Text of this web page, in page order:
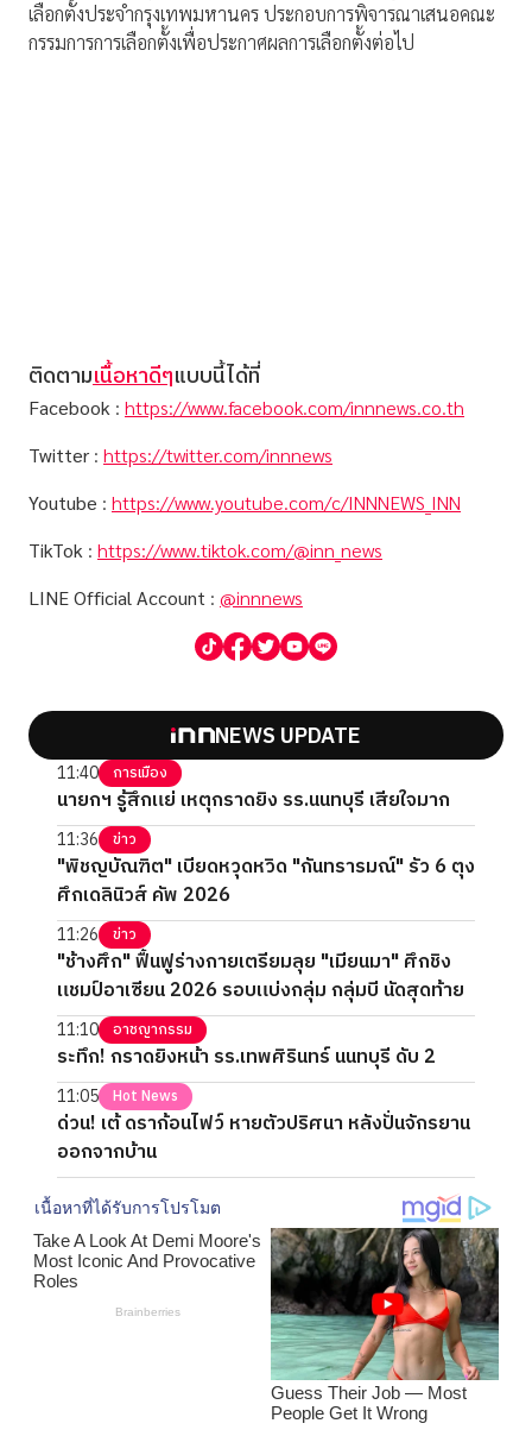
เลือกตั้งประจำกรุงเทพมหานคร ประกอบการพิจารณาเสนอคณะ
กรรมการการเลือกตั้งเพื่อประกาศผลการเลือกตั้งต่อไป
ติดตามเนื้อหาดีๆแบบนี้ได้ที่
Facebook : https://www.facebook.com/innnews.co.th
Twitter : https://twitter.com/innnews
Youtube : https://www.youtube.com/c/INNNEWS_INN
TikTok : https://www.tiktok.com/@inn_news
LINE Official Account : @innnews
NEWS UPDATE
11:40 การเมือง
นายกฯ รู้สึกแย่ เหตุกราดยิง รร.นนทบุรี เสียใจมาก
11:36 ข่าว
"พิชญบัณฑิต" เบียดหวุดหวิด "กันทรารมณ์" รัว 6 ตุง
ศึกเดลินิวส์ คัพ 2026
11:26 ข่าว
"ช้างศึก" ฟื้นฟูร่างกายเตรียมลุย "เมียนมา" ศึกชิง
แชมป์อาเซียน 2026 รอบแบ่งกลุ่ม กลุ่มบี นัดสุดท้าย
11:10 อาชญากรรม
ระทึก! กราดยิงหน้า รร.เทพศิรินทร์ นนทบุรี ดับ 2
11:05 Hot News
ด่วน! เต้ ดราก้อนไฟว์ หายตัวปริศนา หลังปั่นจักรยาน
ออกจากบ้าน